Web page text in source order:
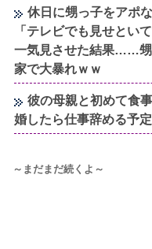
休日に甥っ子をアポ
「テレビでも見せとい
一気見させた結果……甥
家で大暴れｗｗ
彼の母親と初めて食
婚したら仕事辞める予
～まだまだ続くよ～